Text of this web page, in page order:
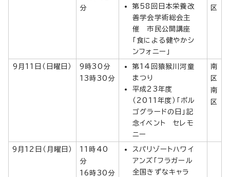
分
第58回日本栄養改
善学会学術総会主
催 市民公開講座
「食による健やかシ
ンフォニー」
区
9月11日（日曜日）
9時30分
13時30分
第14回猿猴川河童
まつり
平成23年度
（2011年度）「ボル
ゴグラードの日」記
念イベント セレモ
ニー
南
区
南
区
9月12日（月曜日）
11時40
分
16時30分
スパリゾートハワイ
アンズ「フラガール
全国きずなキャラ